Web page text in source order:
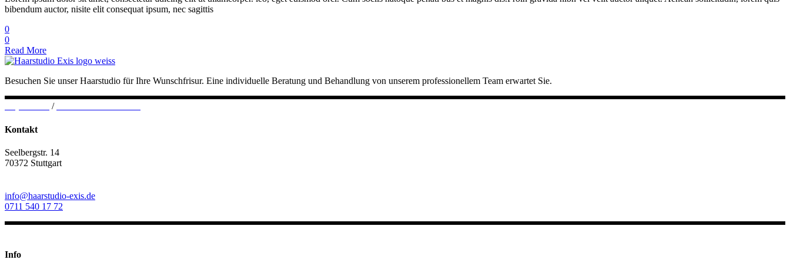
bibendum auctor, nisite elit consequat ipsum, nec sagittis
0
0
Read More
Besuchen Sie unser Haarstudio für Ihre Wunschfrisur. Eine individuelle Beratung und Behandlung von unserem professionellem Team erwartet Sie.
/
Kontakt
Seelbergstr. 14
70372 Stuttgart
info@haarstudio-exis.de
0711 540 17 72
Info